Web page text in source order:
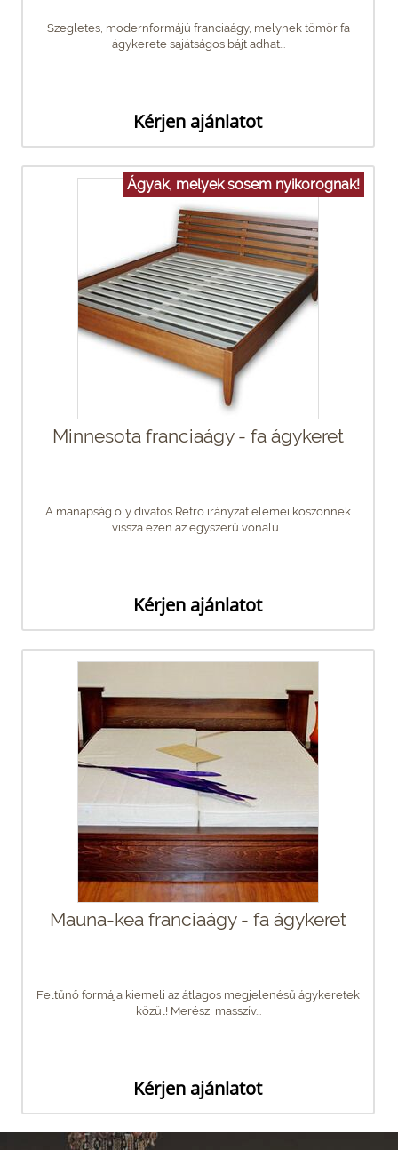
Szegletes, modernformájú franciaágy, melynek tömör fa
ágykerete sajátságos bájt adhat...
Kérjen ajánlatot
Ágyak, melyek sosem nyikorognak!
Minnesota franciaágy - fa ágykeret
A manapság oly divatos Retro irányzat elemei köszönnek
vissza ezen az egyszerű vonalú...
Kérjen ajánlatot
Mauna-kea franciaágy - fa ágykeret
Feltűnő formája kiemeli az átlagos megjelenésű ágykeretek
közül! Merész, masszív...
Kérjen ajánlatot